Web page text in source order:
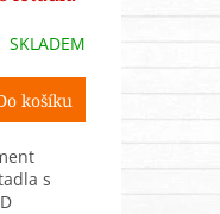
R
M
A
SKLADEM
košíku
s